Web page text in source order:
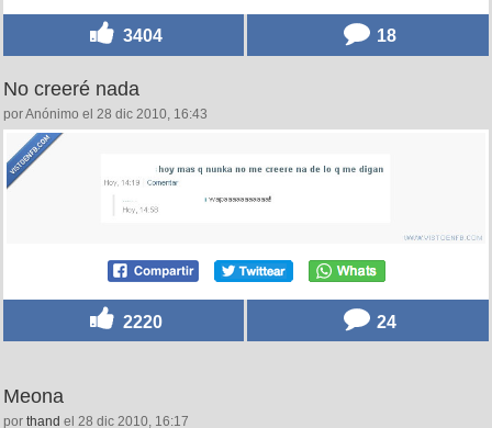
3404 18
No creeré nada
por Anónimo el 28 dic 2010, 16:43
2220 24
Meona
por thand el 28 dic 2010, 16:17